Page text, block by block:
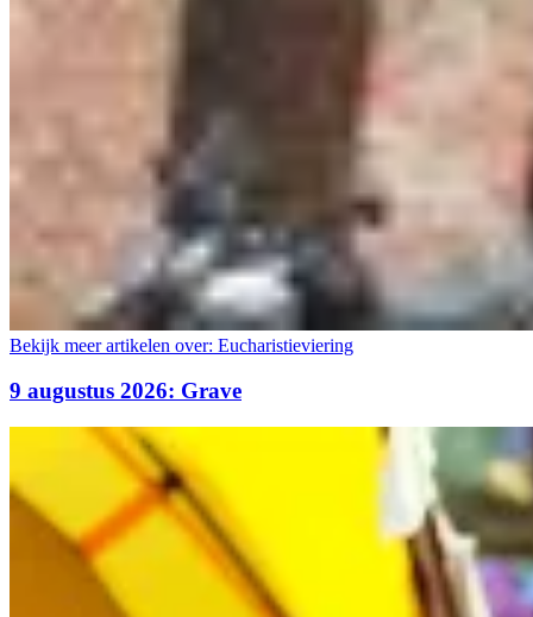
Bekijk meer artikelen over: Eucharistieviering
9 augustus 2026: Grave